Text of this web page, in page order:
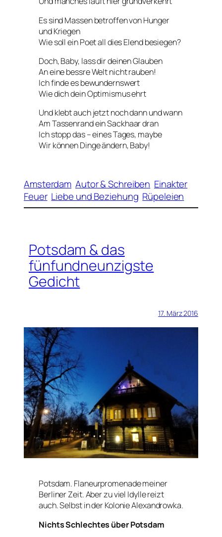
Es sind Massen betroffen von Hunger
und Kriegen
Wie soll ein Poet all dies Elend besiegen?
Doch, Baby, lass dir deinen Glauben
An eine bessre Welt nicht rauben!
Ich finde es bewundernswert
Wie dich dein Optimismus ehrt
Und klebt auch jetzt noch dann und wann
Am Tassenrand ein Sackhaar dran
Ich stopp das – eines Tages, maybe
Wir können Dinge ändern, Baby!
Amsterdam Autor & Schreiben Einakter
Feuer Liebe und Beziehung Rüpeleien
Potsdam & das
fünfundneunzigste
Gedicht
17. März 2016
Potsdam. Flaneurpromenade meiner
Berliner Zeit. Aber zu viel Idylle reizt
auch. Selbst in der Kolonie Alexandrowka.
Nichts Schlechtes über Potsdam